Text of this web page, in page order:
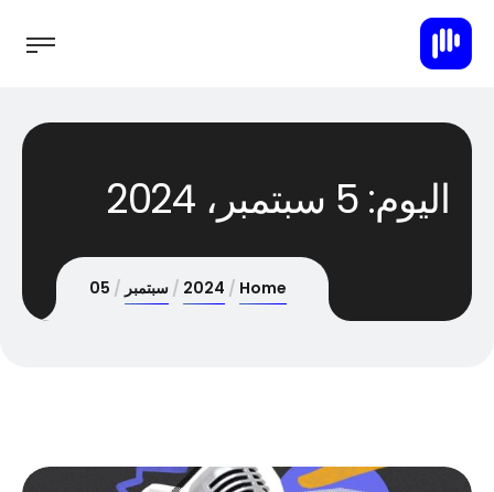
اليوم:5 سبتمبر، 2024
Home
2024 سبتمبر 05